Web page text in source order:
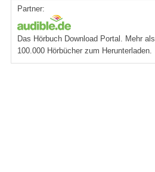
Partner:
Das Hörbuch Download Portal. Mehr als
100.000 Hörbücher zum Herunterladen.